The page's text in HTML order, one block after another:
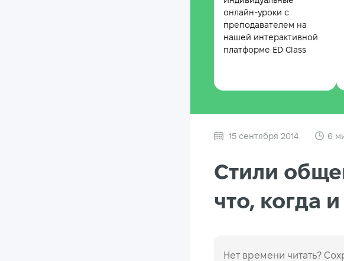
онлайн-уроки с
преподавателем на
нашей интерактивной
платформе ED Class
15 сентября 2014 6
Стили
что, когда
Нет времени читать?